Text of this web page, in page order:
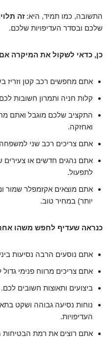
התשובה, כמו תמיד, היא:זה תלוי
שלכם ובסדר העדיפויות שלכם.
כן, כדאי לשקול את המיקרה
אתם מחפשים רכב קטן וזריז
קלות חניה ותמרון חשובות
התקציב שלכם מוגבל ואתם
ואחזקה.
אתם צריכים רכב שני למשפחה
אתם נהגים חדשים או
לתפעול.
אתם מוצאים אקזמפלר שמור
יותר) במחיר טוב.
כנראה שעדיף לחפש משהו
אתם נוסעים הרבה נסיעות
אתם צריכים מרווח פנימי
ביצועים ותאוצות חשובים לכם.
נוחות נסיעה גבוהה ושקט
העדיפויות.
אתם רוצים את רמת הבטיחות